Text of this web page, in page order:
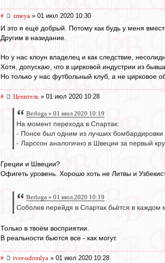
# zmeya » 01 июл 2020 10:30
И это я ещё добрый. Потому как будь у меня
Другим в назидание.
Но у нас клоун владелец и как следствие,
Хотя, допускаю, что в цирковой индустрии из
Но только у нас футбольный клуб, а не цирковое
# Ценитель » 01 июл 2020 10:28
Berloga » 01 июл 2020 10:19
На момент перехода в Спартак:
- Понсе был одним из лучших бомбардировки
- Ларссон аналогично в Швеции за первый
Греции и Швеции?
Офигеть уровень. Хорошо хоть не Литвы и
Berloga » 01 июл 2020 10:19
Соболев перейдя в Спартак бьётся в
Только в твоём восприятии.
В реальности бьются все - как могут.
# tver-udomlya » 01 июл 2020 10:28